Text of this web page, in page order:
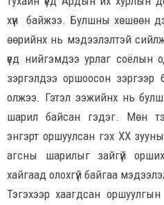
хүн байжээ. Булшны хөшөөн
өөрийнх нь мэдээлэлтэй
үед нийгэмдээ урлаг соёлын
зэргэлдээ оршоосон
олжээ. Гэтэл ээжийнх нь
шарил байсан гэдэг. Мөн
энгэрт оршуулсан гэх XX
агсны шарилыг зайгүй
хайгаад олохгүй байгаа
Тэгэхээр хаагдсан